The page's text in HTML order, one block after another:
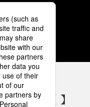
5
アカウント